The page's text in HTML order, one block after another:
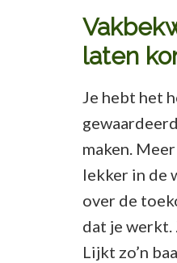
laten
Je hebt het
maken.
lekker in de
over de
dat je werkt.
Lijkt zo’n